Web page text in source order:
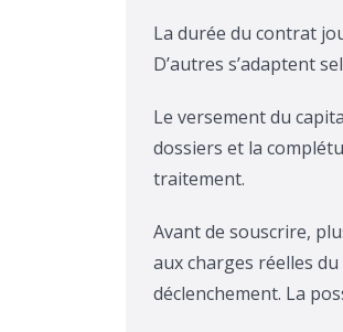
La durée du contrat
D’autres s’adaptent
Le versement du
dossiers et la
traitement.
Avant de souscrire,
aux charges réelles
déclenchement. La